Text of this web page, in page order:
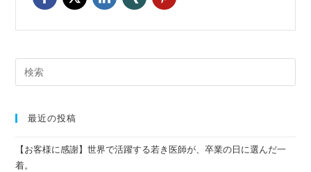
最近の投稿
【お客様に感謝】世界で活躍する若き医師が、卒業の日に選んだ一
着。